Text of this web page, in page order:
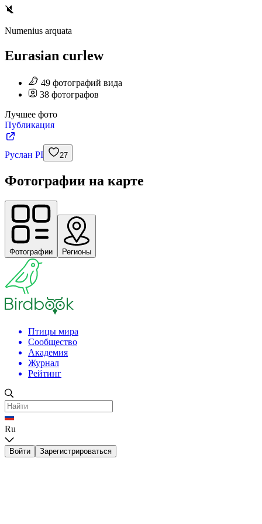
Numenius arquata
Eurasian curlew
49 фотографий вида
38 фотографов
Лучшее фото
Публикация
Руслан PI 27
Фотографии на карте
Фотографии Регионы
Птицы мира
Сообщество
Академия
Журнал
Рейтинг
Ru
Войти Зарегистрироваться